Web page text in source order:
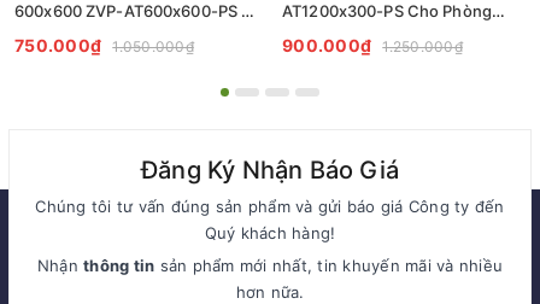
600x600 ZVP-AT600x600-PS -
Tiêu Chuẩn Chiếu Sáng
750.000₫ 1.050.000₫
AT1200x300-PS Cho Phòng
Sạch - Giải Pháp Chiếu Sáng
900.000₫ 1.250.000₫
Đăng Ký Nhận Báo Giá
Chúng tôi tư vấn đúng sản phẩm và gửi báo giá Công ty đến
Quý khách hàng!
Nhậnthông tin sản phẩm mới nhất, tin khuyến mãi và nhiều
hơn nữa.